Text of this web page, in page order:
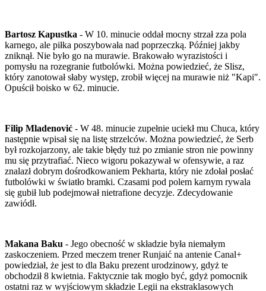
Bartosz Kapustka - W 10. minucie oddał mocny strzał zza pola
karnego, ale piłka poszybowała nad poprzeczką. Później jakby
zniknął. Nie było go na murawie. Brakowało wyrazistości i
pomysłu na rozegranie futbolówki. Można powiedzieć, że Slisz,
który zanotował słaby występ, zrobił więcej na murawie niż "Kapi".
Opuścił boisko w 62. minucie.
Filip Mladenović - W 48. minucie zupełnie uciekł mu Chuca, który
następnie wpisał się na listę strzelców. Można powiedzieć, że Serb
był rozkojarzony, ale takie błędy tuż po zmianie stron nie powinny
mu się przytrafiać. Nieco wigoru pokazywał w ofensywie, a raz
znalazł dobrym dośrodkowaniem Pekharta, który nie zdołał posłać
futbolówki w światło bramki. Czasami pod polem karnym rywala
się gubił lub podejmował nietrafione decyzje. Zdecydowanie
zawiódł.
Makana Baku - Jego obecność w składzie była niemałym
zaskoczeniem. Przed meczem trener Runjaić na antenie Canal+
powiedział, że jest to dla Baku prezent urodzinowy, gdyż te
obchodził 8 kwietnia. Faktycznie tak mogło być, gdyż pomocnik
ostatni raz w wyjściowym składzie Legii na ekstraklasowych